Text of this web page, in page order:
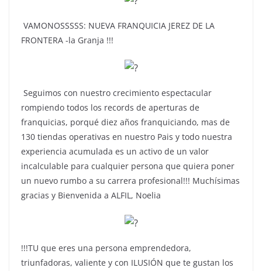
VAMONOSSSSS: NUEVA FRANQUICIA JEREZ DE LA
FRONTERA -la Granja !!!
Seguimos con nuestro crecimiento espectacular
rompiendo todos los records de aperturas de
franquicias, porqué diez años franquiciando, mas de
130 tiendas operativas en nuestro Pais y todo nuestra
experiencia acumulada es un activo de un valor
incalculable para cualquier persona que quiera poner
un nuevo rumbo a su carrera profesional!!! Muchísimas
gracias y Bienvenida a ALFIL, Noelia
!!!TU que eres una persona emprendedora,
triunfadoras, valiente y con ILUSIÓN que te gustan los